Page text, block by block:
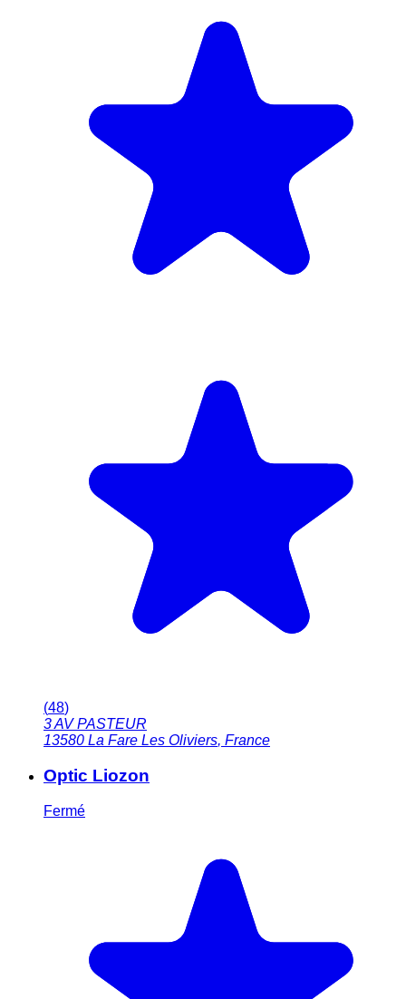
(48)
3 AV PASTEUR
13580 La Fare Les Oliviers, France
Optic Liozon
Fermé